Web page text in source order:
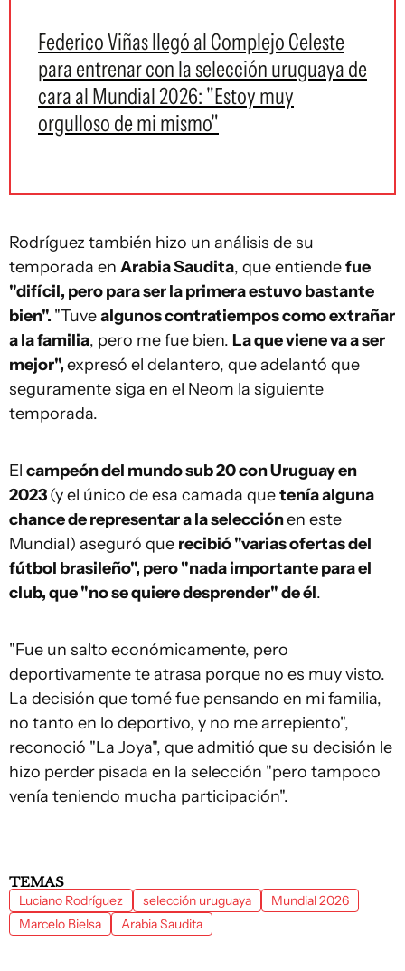
Federico Viñas llegó al Complejo Celeste
para entrenar con la selección uruguaya de
cara al Mundial 2026: "Estoy muy
orgulloso de mi mismo"
Rodríguez también hizo un análisis de su
temporada en Arabia Saudita, que entiendefue
"difícil, pero para ser la primera estuvo bastante
bien". "Tuvealgunos contratiempos como extrañar
a la familia, pero me fue bien. La que viene va a ser
mejor",expresó el delantero, que adelantó que
seguramente siga en el Neom la siguiente
temporada.
El campeón del mundo sub 20 con Uruguay en
2023(y el único de esa camada quetenía alguna
chance de representar a la selecciónen este
Mundial) aseguró que recibió "varias ofertas del
fútbol brasileño", pero "nada importante para el
club, que "no se quiere desprender" de él.
"Fue un salto económicamente, pero
deportivamente te atrasa porque no es muy visto.
La decisión que tomé fue pensando en mi familia,
no tanto en lo deportivo, y no me arrepiento",
reconoció "La Joya", que admitió que su decisión le
hizo perder pisada en la selección "pero tampoco
venía teniendo mucha participación".
TEMAS
Luciano Rodríguez selección uruguaya
Mundial 2026
Marcelo Bielsa
Arabia Saudita